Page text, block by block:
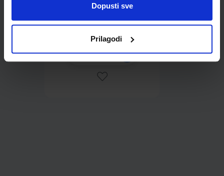
Dopusti sve
Prilagodi
0,85 €